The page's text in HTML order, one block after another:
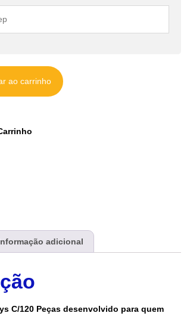
ao carrinho
adicional
C/120 Peças desenvolvido para quem